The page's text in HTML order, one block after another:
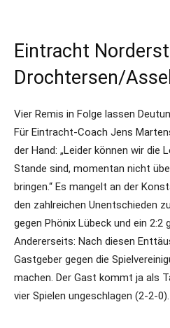
Eintracht
Drochtersen/
Vier Remis in Folge lassen
Für Eintracht-Coach Jens
der Hand: „Leider können wir die
Stande sind, momentan nicht
bringen.“ Es mangelt an der
den zahlreichen Unentschieden
gegen Phönix Lübeck und ein 2:2
Andererseits: Nach diesen
Gastgeber gegen die
machen. Der Gast kommt ja als
vier Spielen ungeschlagen (2-2-0).